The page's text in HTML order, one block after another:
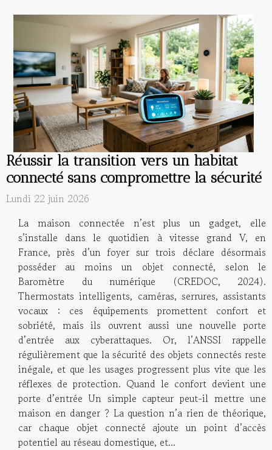
Réussir la transition vers un habitat
connecté sans compromettre la sécurité
Lundi 22 juin 2026
La maison connectée n’est plus un gadget, elle
s’installe dans le quotidien à vitesse grand V, en
France, près d’un foyer sur trois déclare désormais
posséder au moins un objet connecté, selon le
Baromètre du numérique (CREDOC, 2024).
Thermostats intelligents, caméras, serrures, assistants
vocaux : ces équipements promettent confort et
sobriété, mais ils ouvrent aussi une nouvelle porte
d’entrée aux cyberattaques. Or, l’ANSSI rappelle
régulièrement que la sécurité des objets connectés reste
inégale, et que les usages progressent plus vite que les
réflexes de protection. Quand le confort devient une
porte d’entrée Un simple capteur peut-il mettre une
maison en danger ? La question n’a rien de théorique,
car chaque objet connecté ajoute un point d’accès
potentiel au réseau domestique, et...